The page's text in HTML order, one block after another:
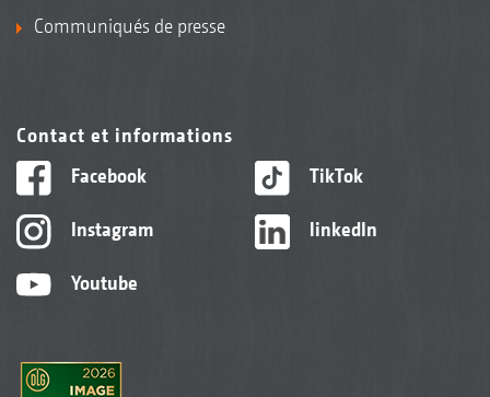
Communiqués de presse
Contact et informations
Facebook
Instagram
Youtube
TikTok
linkedIn